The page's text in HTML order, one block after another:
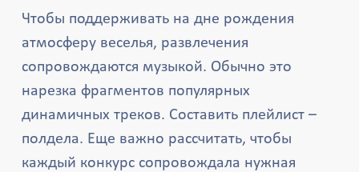
Чтобы поддерживать на дне рождения
атмосферу веселья, развлечения
сопровождаются музыкой. Обычно это
нарезка фрагментов популярных
динамичных треков. Составить плейлист –
полдела. Еще важно рассчитать, чтобы
каждый конкурс сопровождала нужная